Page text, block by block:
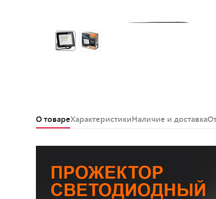
О товареХарактеристикиНаличие и доставка